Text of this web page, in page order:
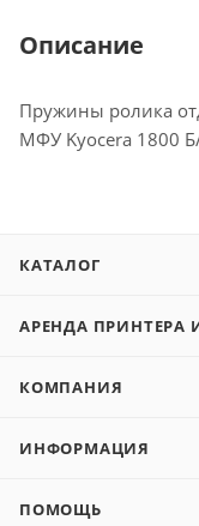
Описание
Пружины ролика
МФУ Kyocera 1800
КАТАЛОГ
АРЕНДА ПРИНТЕРА
КОМПАНИЯ
ИНФОРМАЦИЯ
ПОМОЩЬ